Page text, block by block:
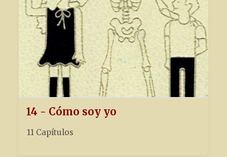
14 - Cómo soy yo
11 Capítulos